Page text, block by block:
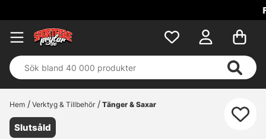
Fri frakt över 699
Hem Verktyg & Tillbehör Tänger & Saxar
Slutsåld